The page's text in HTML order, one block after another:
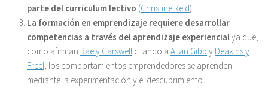
parte del curriculum lectivo (Christine Reid).
La formación en emprendizaje requiere desarrollar
competencias a través del aprendizaje experiencialya que,
como afirman Rae y Carswell citando a Allan Gibb y Deakins y
Freel, los comportamientos emprendedores se aprenden
mediante la experimentación y el descubrimiento.